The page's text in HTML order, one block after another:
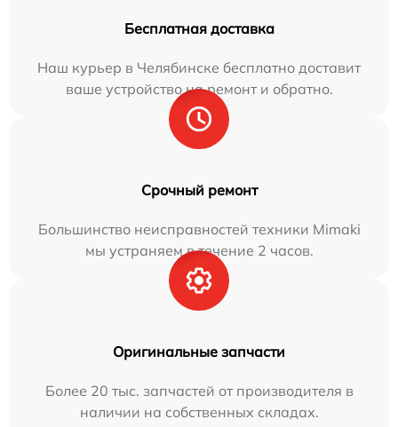
Бесплатная доставка
Наш курьер в Челябинске бесплатно доставит
ваше устройство на ремонт и обратно.
Срочный ремонт
Большинство неисправностей техники Mimaki
мы устраняем в течение 2 часов.
Оригинальные запчасти
Более 20 тыс. запчастей от производителя в
наличии на собственных складах.